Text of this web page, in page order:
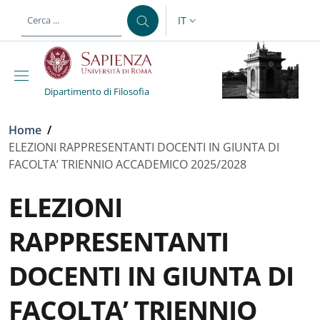
al contenuto principale
SELETTORE LINGUA:
IT
Dipartimento di Filosofia
Briciole di pane
Home /
ELEZIONI RAPPRESENTANTI DOCENTI IN GIUNTA DI
FACOLTA’ TRIENNIO ACCADEMICO 2025/2028
ELEZIONI
RAPPRESENTANTI
DOCENTI IN GIUNTA DI
FACOLTA’ TRIENNIO